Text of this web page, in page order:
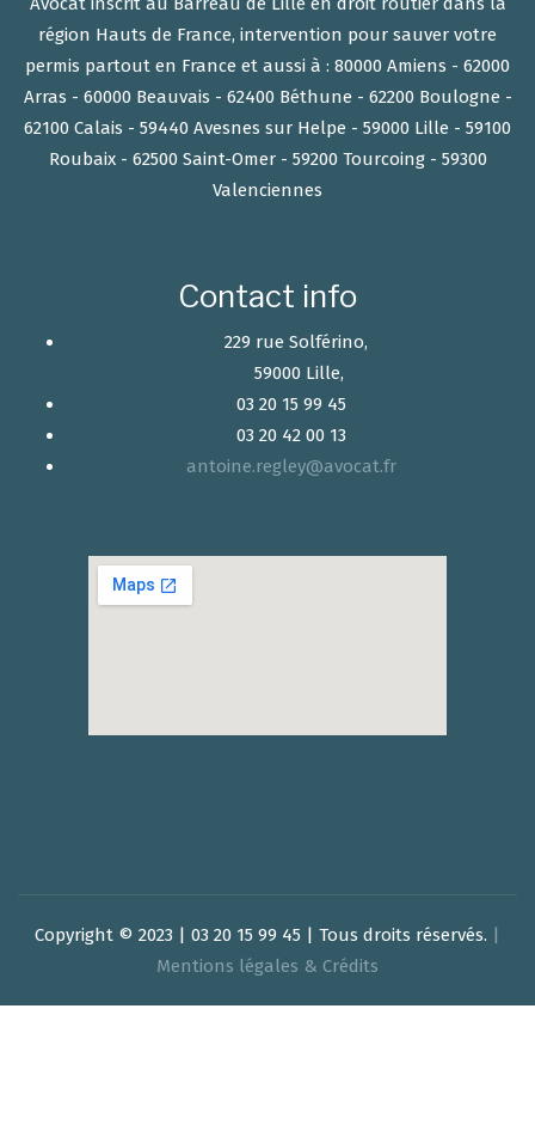
région Hauts de France, intervention pour sauver votre
permis partout en France et aussi à : 80000 Amiens - 62000
Arras - 60000 Beauvais - 62400 Béthune - 62200 Boulogne -
62100 Calais - 59440 Avesnes sur Helpe - 59000 Lille - 59100
Roubaix - 62500 Saint-Omer - 59200 Tourcoing - 59300
Valenciennes
Contact info
229 rue Solférino,
59000 Lille,
03 20 15 99 45
03 20 42 00 13
antoine.regley@avocat.fr
Copyright © 2023 | 03 20 15 99 45 | Tous droits réservés. |
Mentions légales & Crédits